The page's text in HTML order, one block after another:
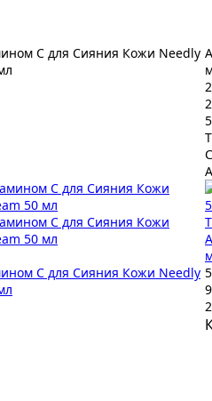
C для Сияния Кожи Needly
C для Сияния Кожи Needly
2